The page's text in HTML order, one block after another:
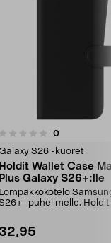
0arvostelut
S26 -kuoret
Holdit Wallet Case
Plus Galaxy S26+:lle
Lompakkokotelo
-puhelimelle. Holdit
32,95
0.0 viidestä